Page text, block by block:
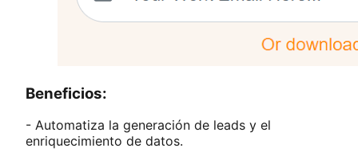
Beneficios:
- Automatiza la generación de leads y el
enriquecimiento de datos.